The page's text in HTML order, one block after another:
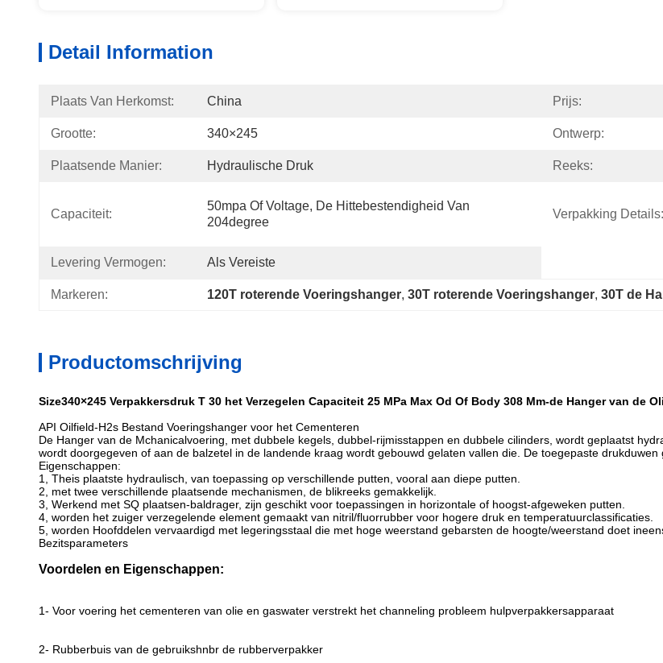
Detail Information
Plaats Van Herkomst: China Prijs:
Grootte: 340×245 Ontwerp:
Plaatsende Manier: Hydraulische Druk Reeks:
Capaciteit:
50mpa Of Voltage, De Hittebestendigheid Van
204degree
Verpakking Details:
Levering Vermogen: Als Vereiste
Markeren: 120T roterende Voeringshanger, 30T roterende Voeringshanger, 30T de
Productomschrijving
Size340×245 Verpakkersdruk T 30 het Verzegelen Capaciteit 25 MPa Max Od Of Body 308 Mm-de Hanger van de
API Oilfield-H2s Bestand Voeringshanger voor het Cementeren
De Hanger van de Mchanicalvoering, met dubbele kegels, dubbel-rijmisstappen en dubbele cilinders, wordt geplaatst
wordt doorgegeven of aan de balzetel in de landende kraag wordt gebouwd gelaten vallen die. De toegepaste
Eigenschappen:
1, Theis plaatste hydraulisch, van toepassing op verschillende putten, vooral aan diepe putten.
2, met twee verschillende plaatsende mechanismen, de blikreeks gemakkelijk.
3, Werkend met SQ plaatsen-baldrager, zijn geschikt voor toepassingen in horizontale of hoogst-afgeweken putten.
4, worden het zuiger verzegelende element gemaakt van nitril/fluorrubber voor hogere druk en temperatuurclassificaties.
5, worden Hoofddelen vervaardigd met legeringsstaal die met hoge weerstand gebarsten de hoogte/weerstand doet
Bezitsparameters
Voordelen en Eigenschappen:
1- Voor voering het cementeren van olie en gaswater verstrekt het channeling probleem hulpverpakkersapparaat
2- Rubberbuis van de gebruikshnbr de rubberverpakker